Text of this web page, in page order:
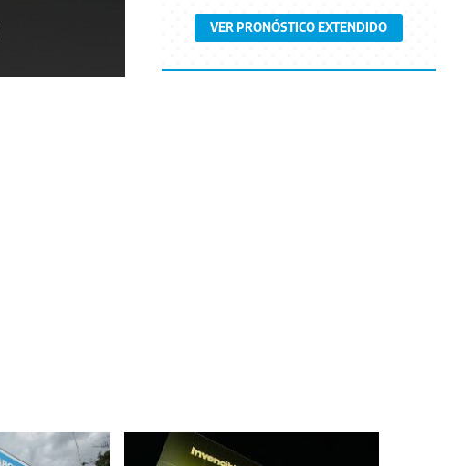
VER PRONÓSTICO EXTENDIDO